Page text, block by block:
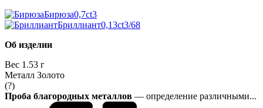
Бирюза0,7ct3
Бриллиант0,13ct3/68
Об изделии
Вес 1.53 г
Металл Золото
(?)
Проба благородных металлов — определение различными...